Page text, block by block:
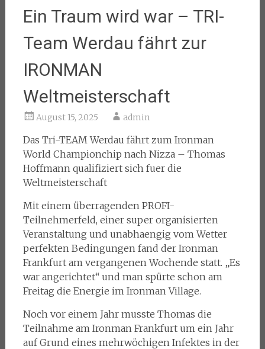
Ein Traum wird war – TRI-
Team Werdau fährt zur
IRONMAN
Weltmeisterschaft
August 15, 2025 admin
Das Tri-TEAM Werdau fährt zum Ironman
World Championchip nach Nizza – Thomas
Hoffmann qualifiziert sich fuer die
Weltmeisterschaft
Mit einem überragenden PROFI-
Teilnehmerfeld, einer super organisierten
Veranstaltung und unabhaengig vom Wetter
perfekten Bedingungen fand der Ironman
Frankfurt am vergangenen Wochende statt. „Es
war angerichtet“ und man spürte schon am
Freitag die Energie im Ironman Village.
Noch vor einem Jahr musste Thomas die
Teilnahme am Ironman Frankfurt um ein Jahr
auf Grund eines mehrwöchigen Infektes in der